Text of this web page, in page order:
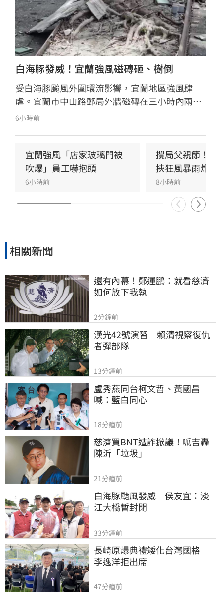
白海豚發威！宜蘭強風磁磚砸、樹倒
受白海豚颱風外圍環流影響，宜蘭地區強風肆
虐。宜蘭市中山路郵局外牆磁磚在三小時內兩度
剝落，武營街亦發生磁磚砸地險象，所幸無人傷
全面停駛。
6小時前
宜蘭強風「店家玻璃門被
吹爆」員工嚇抱頭
6小時前
攪局父親節！
挾狂風暴雨炸雙
8小時前
相關新聞
還有內幕！鄭運鵬：就看慈濟
如何放下我執
2分鐘前
漢光42號演習　賴清視察復仇
者彈部隊
13分鐘前
盧秀燕同台柯文哲、黃國昌
喊：藍白同心
18分鐘前
慈濟買BNT遭詐掀議！呱吉轟
陳沂「垃圾」
21分鐘前
白海豚颱風發威　侯友宜：淡
江大橋暫封閉
33分鐘前
長崎原爆典禮矮化台灣國格
李逸洋拒出席
47分鐘前